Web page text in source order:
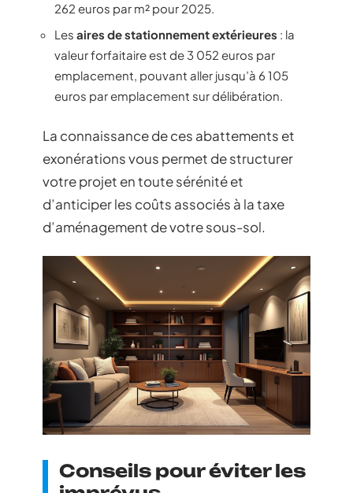
262 euros par m² pour 2025.
Les aires de stationnement extérieures : la
valeur forfaitaire est de 3 052 euros par
emplacement, pouvant aller jusqu’à 6 105
euros par emplacement sur délibération.
La connaissance de ces abattements et
exonérations vous permet de structurer
votre projet en toute sérénité et
d’anticiper les coûts associés à la taxe
d’aménagement de votre sous-sol.
Conseils pour éviter les